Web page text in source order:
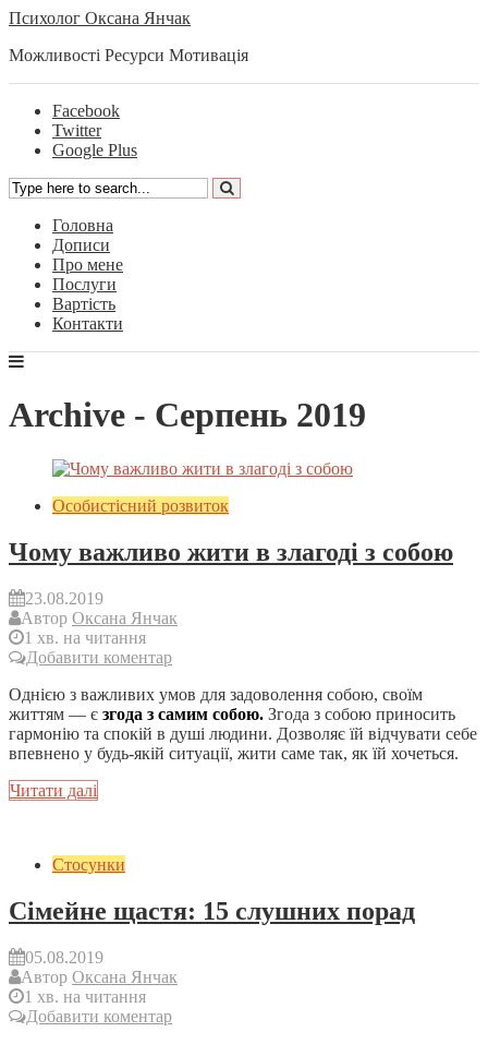
Психолог Оксана Янчак
Можливості Ресурси Мотивація
Facebook
Twitter
Google Plus
Головна
Дописи
Про мене
Послуги
Вартість
Контакти
Archive - Серпень 2019
Особистісний розвиток
Чому важливо жити в злагоді з собою
23.08.2019
Автор Оксана Янчак
1 хв. на читання
Добавити коментар
Однією з важливих умов для задоволення собою, своїм
життям — є згода з самим собою. Згода з собою приносить
гармонію та спокій в душі людини. Дозволяє їй відчувати себе
впевнено у будь-якій ситуації, жити саме так, як їй хочеться.
Читати далі
Стосунки
Сімейне щастя: 15 слушних порад
05.08.2019
Автор Оксана Янчак
1 хв. на читання
Добавити коментар